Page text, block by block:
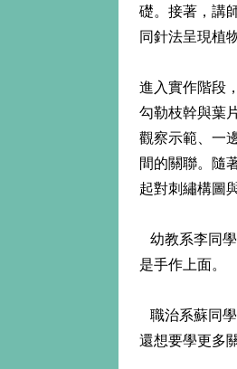
礎。接著，講
同針法呈現植
進入實作階段
勾勒枝幹與葉
觀察示範、一
間的關聯。隨
起對刺繡構圖
幼教系李同
是手作上面。
職治系蘇同
還想要學更多